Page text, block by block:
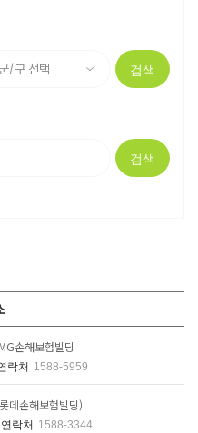
검색
검색
손해보험빌딩
락처 1588-5959
데손해보험빌딩)
연락처 1588-3344